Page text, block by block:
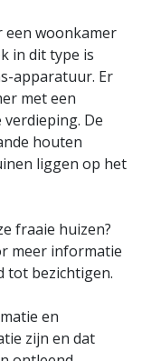
een woonkamer
in dit type is
apparatuur. Er
met een
De
houten
liggen op het
fraaie huizen?
meer informatie
tot bezichtigen.
en
zijn en dat